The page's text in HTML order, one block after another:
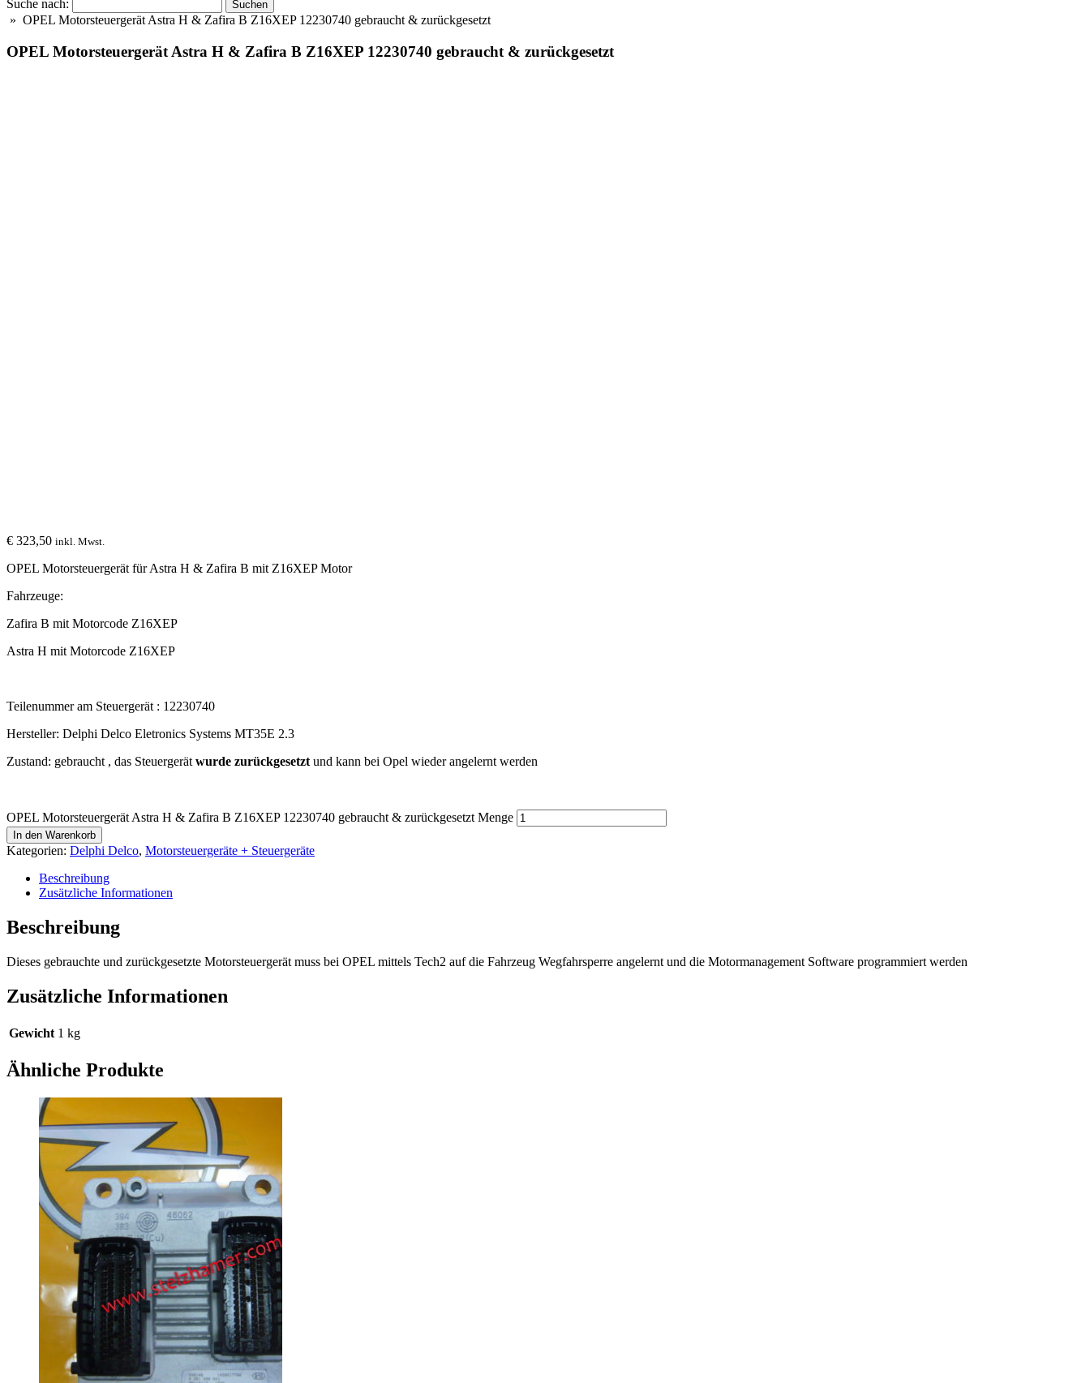
Suche nach:
» OPEL Motorsteuergerät Astra H & Zafira B Z16XEP 12230740 gebraucht & zurückgesetzt
OPEL Motorsteuergerät Astra H & Zafira B Z16XEP 12230740 gebraucht & zurückgesetzt
€ 323,50 inkl. Mwst.
OPEL Motorsteuergerät für Astra H & Zafira B mit Z16XEP Motor
Fahrzeuge:
Zafira B mit Motorcode Z16XEP
Astra H mit Motorcode Z16XEP
Teilenummer am Steuergerät : 12230740
Hersteller: Delphi Delco Eletronics Systems MT35E 2.3
Zustand: gebraucht , das Steuergerätwurde zurückgesetztund kann bei Opel wieder angelernt werden
OPEL Motorsteuergerät Astra H & Zafira B Z16XEP 12230740 gebraucht & zurückgesetzt Menge
In den Warenkorb
Kategorien: Delphi Delco, Motorsteuergeräte + Steuergeräte
Beschreibung
Zusätzliche Informationen
Beschreibung
Dieses gebrauchte und zurückgesetzte Motorsteuergerät muss bei OPEL mittels Tech2 auf die Fahrzeug Wegfahrsperre angelernt und die Motormanagement Software programmiert werden
Zusätzliche Informationen
Gewicht 1 kg
Ähnliche Produkte